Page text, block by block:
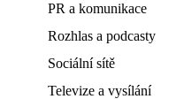
PR a komunikace
Rozhlas a podcasty
Sociální sítě
Televize a vysílání